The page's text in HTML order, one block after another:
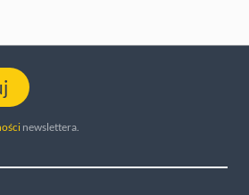
newslettera.